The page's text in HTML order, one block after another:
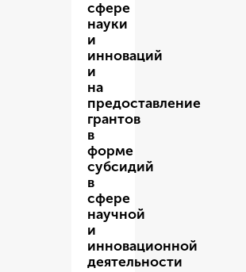
сфере
науки
и
инноваций
и
на
предоставление
грантов
в
форме
субсидий
в
сфере
научной
и
инновационной
деятельности